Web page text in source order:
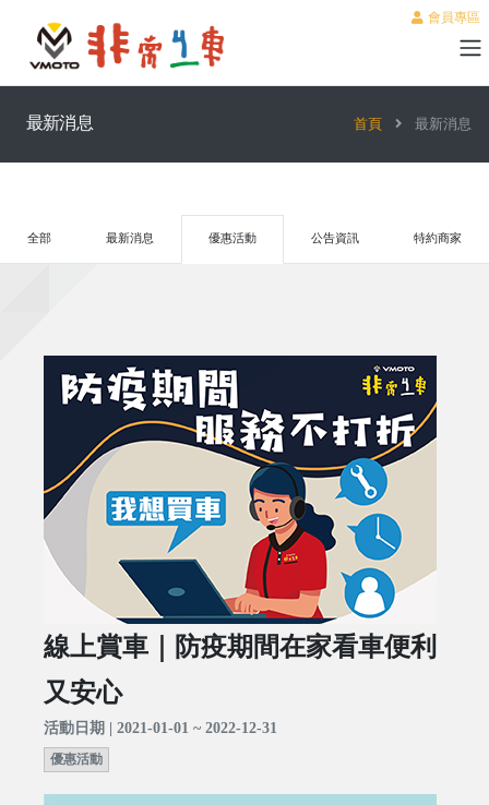
會員專區
最新消息 首頁 最新消息
全部 最新消息 優惠活動 公告資訊 特約商家
線上賞車｜防疫期間在家看車便利
又安心
活動日期 | 2021-01-01 ~ 2022-12-31
優惠活動